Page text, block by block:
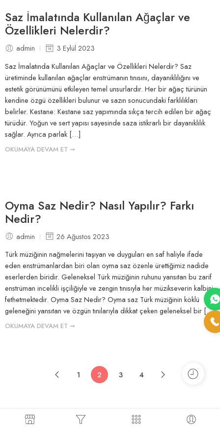
Saz İmalatında Kullanılan Ağaçlar ve
Özellikleri Nelerdir?
admin
3 Eylül 2023
Saz İmalatında Kullanılan Ağaçlar ve Özellikleri Nelerdir? Saz
üretiminde kullanılan ağaçlar enstrümanın tınısını, dayanıklılığını ve
estetik görünümünü etkileyen temel unsurlardır. Her bir ağaç türünün
kendine özgü özellikleri bulunur ve sazın sonucundaki farklılıkları
belirler. Kestane: Kestane saz yapımında sıkça tercih edilen bir ağaç
türüdür. Yoğun ve sert yapısı sayesinde saza istikrarlı bir dayanıklılık
sağlar. Ayrıca parlak […]
OKUMAYA DEVAM ET ➞
Oyma Saz Nedir? Nasıl Yapılır? Farkı
Nedir?
admin
26 Ağustos 2023
Türk müziğinin nağmelerini taşıyan ve duyguları en saf haliyle ifade
eden enstrümanlardan biri olan oyma saz özenle ürettiğimiz nadide
eserlerden biridir. Geleneksel Türk müziğinin ruhunu yansıtan bu zarif
enstrüman incelikli işçiliğiyle ve zengin tınısıyla her müzikseverin kalbini
fethetmektedir. Oyma Saz Nedir? Oyma saz Türk müziğinin köklü
geleneğini yansıtan ve özgün tınılarıyla dikkat çeken geleneksel bir […]
OKUMAYA DEVAM ET ➞
1 2 3 4